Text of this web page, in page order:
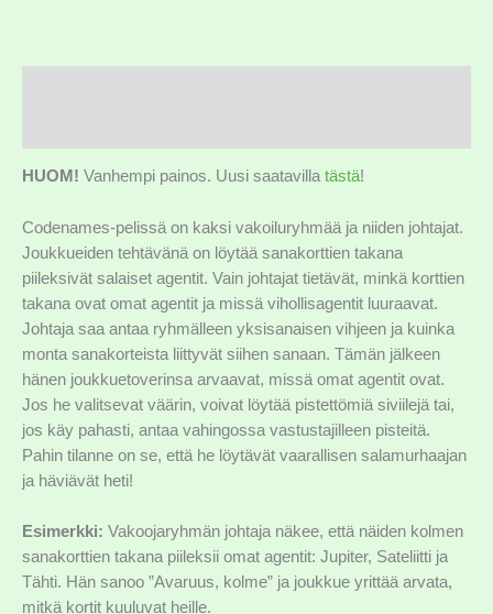
HUOM! Vanhempi painos. Uusi saatavillatästä!
Codenames-pelissä on kaksi vakoiluryhmää ja niiden johtajat.
Joukkueiden tehtävänä on löytää sanakorttien takana
piileksivät salaiset agentit. Vain johtajat tietävät, minkä korttien
takana ovat omat agentit ja missä vihollisagentit luuraavat.
Johtaja saa antaa ryhmälleen yksisanaisen vihjeen ja kuinka
monta sanakorteista liittyvät siihen sanaan. Tämän jälkeen
hänen joukkuetoverinsa arvaavat, missä omat agentit ovat.
Jos he valitsevat väärin, voivat löytää pistettömiä siviilejä tai,
jos käy pahasti, antaa vahingossa vastustajilleen pisteitä.
Pahin tilanne on se, että he löytävät vaarallisen salamurhaajan
ja häviävät heti!
Esimerkki: Vakoojaryhmän johtaja näkee, että näiden kolmen
sanakorttien takana piileksii omat agentit: Jupiter, Sateliitti ja
Tähti. Hän sanoo ”Avaruus, kolme” ja joukkue yrittää arvata,
mitkä kortit kuuluvat heille.